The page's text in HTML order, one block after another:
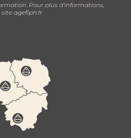
Pour plus d’informations,
site agefiph.fr